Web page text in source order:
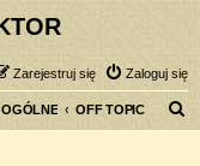
Zaloguj się
Zarejestruj się
OFF TOPIC